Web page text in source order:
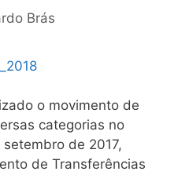
Brás
o movimento de
categorias no
de 2017,
de Transferências